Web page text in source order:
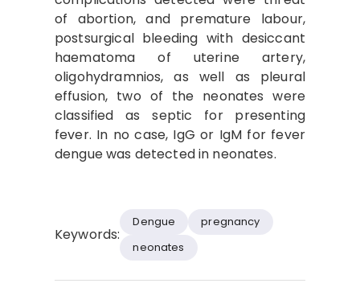
of abortion, and premature labour,
postsurgical bleeding with desiccant
haematoma of uterine artery,
oligohydramnios, as well as pleural
effusion, two of the neonates were
classified as septic for presenting
fever. In no case, IgG or IgM for fever
dengue was detected in neonates.
Keywords:
Dengue
pregnancy
neonates